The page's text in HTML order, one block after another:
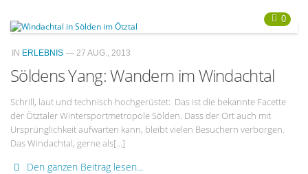
0
IN ERLEBNIS — 27 AUG., 2013
Söldens Yang: Wandern im Windachtal
Schrill, laut und technisch hochgerüstet: Das ist die bekannte Facette
der Ötztaler Wintersportmetropole Sölden. Dass der Ort auch mit
Ursprünglichkeit aufwarten kann, bleibt vielen Besuchern verborgen.
Das Windachtal, gerne als[…]
Den ganzen Beitrag lesen...